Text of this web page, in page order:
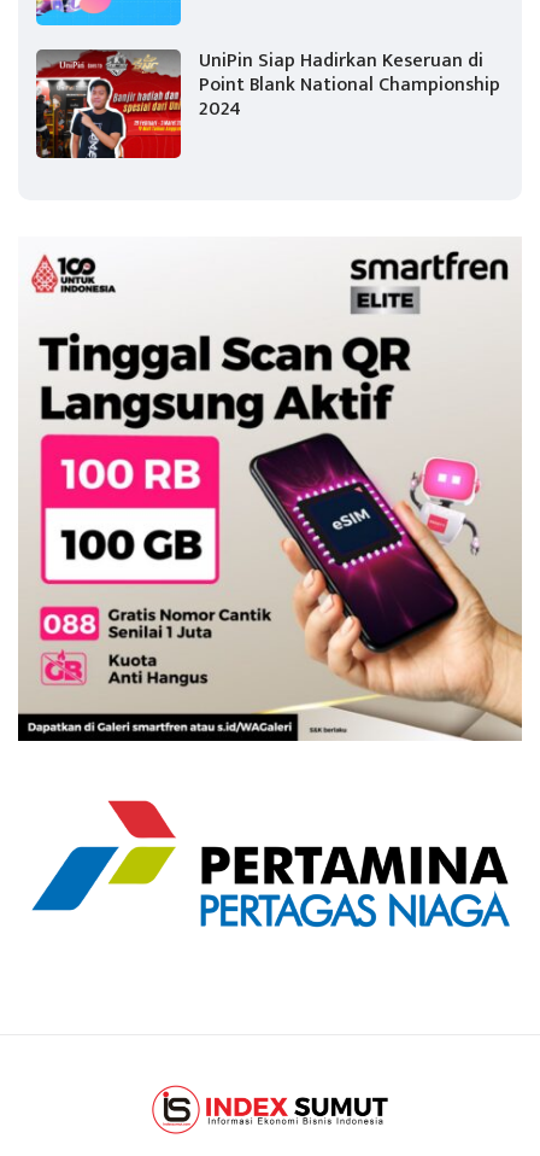
UniPin Siap Hadirkan Keseruan di
Point Blank National Championship
2024